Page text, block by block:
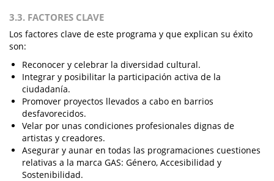
3.3. FACTORES CLAVE
Los factores clave de este programa y que explican su éxito
son:
Reconocer y celebrar la diversidad cultural.
Integrar y posibilitar la participación activa de la
ciudadanía.
Promover proyectos llevados a cabo en barrios
desfavorecidos.
Velar por unas condiciones profesionales dignas de
artistas y creadores.
Asegurar y aunar en todas las programaciones cuestiones
relativas a la marca GAS: Género, Accesibilidad y
Sostenibilidad.